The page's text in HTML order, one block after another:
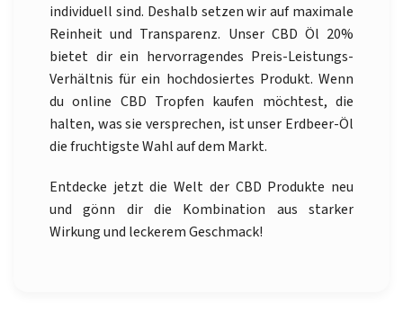
individuell sind. Deshalb setzen wir auf maximale
Reinheit und Transparenz. Unser CBD Öl 20%
bietet dir ein hervorragendes Preis-Leistungs-
Verhältnis für ein hochdosiertes Produkt. Wenn
du online CBD Tropfen kaufen möchtest, die
halten, was sie versprechen, ist unser Erdbeer-Öl
die fruchtigste Wahl auf dem Markt.
Entdecke jetzt die Welt der CBD Produkte neu
und gönn dir die Kombination aus starker
Wirkung und leckerem Geschmack!